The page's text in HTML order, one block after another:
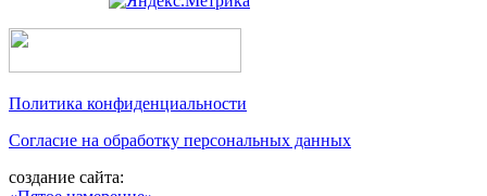
Политика конфиденциальности
Согласие на обработку персональных данных
создание сайта: